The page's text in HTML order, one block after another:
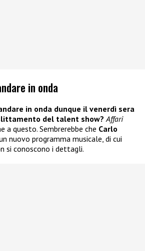
in onda
in onda dunque il venerdì sera
del talent show? Affari
a questo. Sembrerebbe che Carlo
nuovo programma musicale, di cui
si conoscono i dettagli.